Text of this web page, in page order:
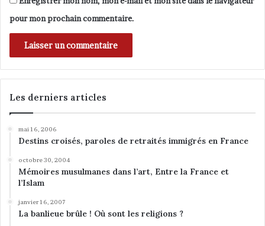
pour mon prochain commentaire.
Les derniers articles
mai 16, 2006
Destins croisés, paroles de retraités immigrés en France
octobre 30, 2004
Mémoires musulmanes dans l’art, Entre la France et
l’Islam
janvier 16, 2007
La banlieue brûle ! Où sont les religions ?